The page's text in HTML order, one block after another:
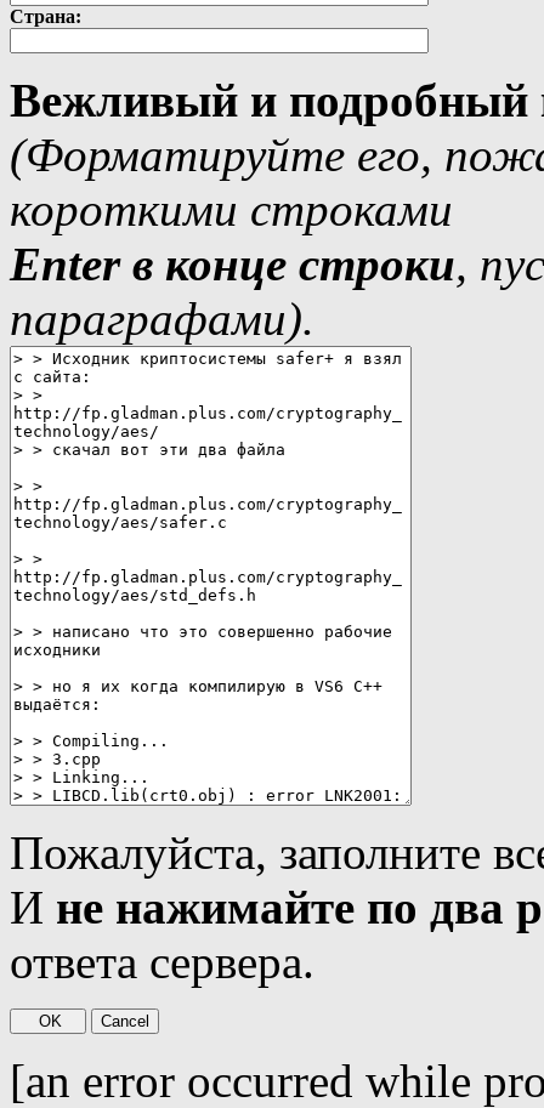
Страна:
Вежливый и подробный
(Форматируйте его,
короткими строками
Еnter в конце строки,
параграфами).
Пожалуйста, заполните
И не нажимайте по два
ответа сервера.
[an error occurred while